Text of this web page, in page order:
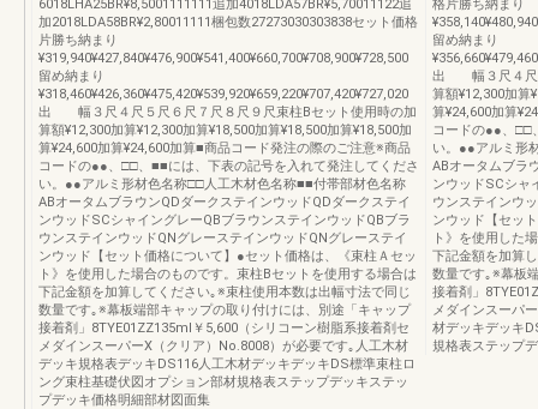
6018LHA25BR¥8,5001111111追加4018LDA57BR¥5,70011122追
加2018LDA58BR¥2,80011111梱包数27273030303838セット価格
片勝ち納まり
¥319,940¥427,840¥476,900¥541,400¥660,700¥708,900¥728,500
留め納まり
¥318,460¥426,360¥475,420¥539,920¥659,220¥707,420¥727,020
出 幅３尺４尺５尺６尺７尺８尺９尺束柱Bセット使用時の加
算額¥12,300加算¥12,300加算¥18,500加算¥18,500加算¥18,500加
算¥24,600加算¥24,600加算■商品コード発注の際のご注意※商品
コードの●●、□□、■■には、下表の記号を入れて発注してくださ
い。●●アルミ形材色名称□□人工木材色名称■■付帯部材色名称
ABオータムブラウンQDダークステインウッドQDダークステイ
ンウッドSCシャイングレーQBブラウンステインウッドQBブラ
ウンステインウッドQNグレーステインウッドQNグレーステイ
ンウッド【セット価格について】●セット価格は、《束柱Ａセッ
ト》を使用した場合のものです。束柱Bセットを使用する場合は
下記金額を加算してください｡※束柱使用本数は出幅寸法で同じ
数量です｡※幕板端部キャップの取り付けには、別途「キャップ
接着剤」8TYE01ZZ135ml￥5,600（シリコーン樹脂系接着剤セ
メダインスーパーX（クリア）No.8008）が必要です｡人工木材
デッキ規格表デッキDS116人工木材デッキデッキDS標準束柱ロ
ング束柱基礎伏図オプション部材規格表ステップデッキステッ
プデッキ価格明細部材図面集
格片勝ち納まり
留め納まり
出 幅３尺４尺
算額¥12,300加算
算¥24,600加算
コードの●●、□□
い。●●アルミ形
ABオータムブラ
ンウッドSCシャ
ウンステインウ
ンウッド【セッ
ト》を使用した
下記金額を加算
数量です｡※幕板
接着剤」
メダインスーパ
材デッキデッキ
規格表ステップ